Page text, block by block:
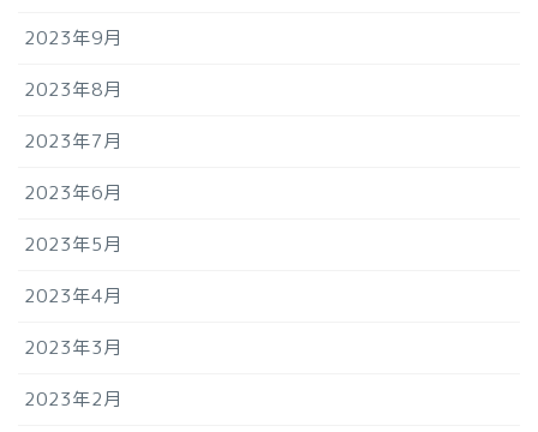
2023年9月
2023年8月
2023年7月
2023年6月
2023年5月
2023年4月
2023年3月
2023年2月